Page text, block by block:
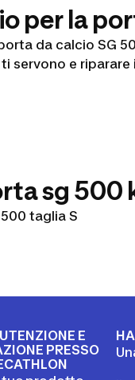
per la
da calcio SG
servono e
sg 500
taglia S
E
PRESSO